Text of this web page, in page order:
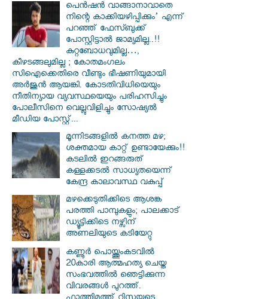
പെൻഷൻ വാങ്ങാനാവാതെ
നിന്റെ കാക്കിയഴിപ്പിക്കും’ എന്ന്
പറഞ്ഞ് ഫേസ്ബുക്ക്
പോസ്റ്റിട്ടാൽ ജാമ്യമില്ല..!!
കുറ്റബോധവുമില്ല…,
കീഴടങ്ങലുമില്ല ; കോതമംഗലം
സിഐക്കെതിരെ വീണ്ടും ഭീഷണിയുമായി
അര്‍ജുന്‍ ആയങ്കി. കോടതിവിധിയെയും
നീതിന്യായ വ്യവസ്ഥയെയും പരിഹസിച്ചും
പോലീസിനെ വെല്ലുവിളിച്ചും സോഷ്യൽ
മീഡിയ പോസ്റ്റ്...
മൂന്നിടങ്ങളിൽ കനത്ത മഴ;
ശക്തമായ കാറ്റ് ഉണ്ടായേക്കും!!
കടലിൽ ഇറങ്ങരുത്
കള്ളക്കടൽ സാധ്യതയെന്ന്
കേന്ദ്ര കാലാവസ്ഥ വകുപ്പ്
മഴക്കെടുതിക്കിടെ ആശങ്ക
പരത്തി പാമ്പുകളും; പാലക്കാട്
ഡ്യൂട്ടിക്കിടെ നഴ്സിന്
അണലിയുടെ കടിയേറ്റു
കണ്ണൂർ പൊയ്ത്തുംകടവിൽ
20കാരി ആത്മഹത്യ ചെയ്ത
സംഭവത്തിൽ ഞെട്ടിക്കുന്ന
വിവരങ്ങൾ പുറത്ത്.